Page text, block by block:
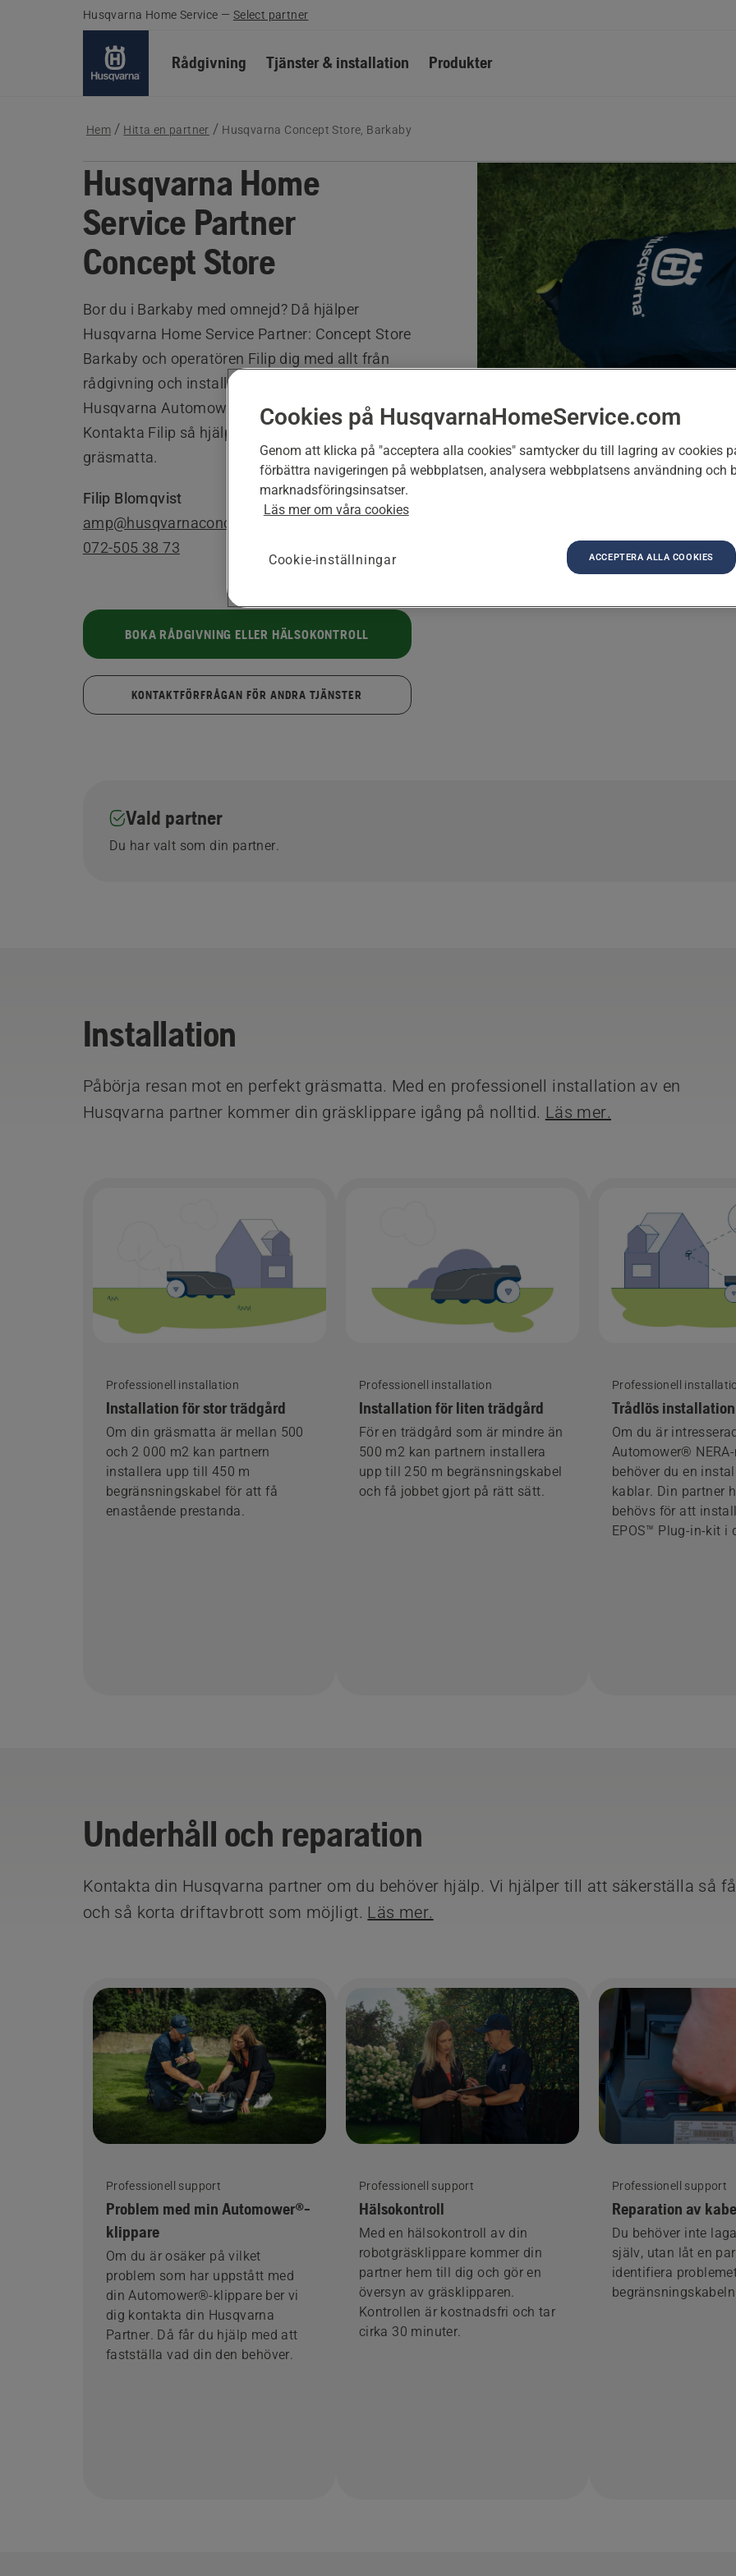
Husqvarna Home Service — Select partner
Rådgivning Tjänster & installation Produkter
Hem Hitta en partner Husqvarna Concept Store, Barkaby
Husqvarna Home
Service Partner
Concept Store
Bor du i Barkaby med omnejd? Då hjälper
Husqvarna Home Service Partner: Concept Store
Barkaby och operatören Filip dig med allt från
rådgivning och installation till service av din
Husqvarna Automower® robotgräsklippare.
Kontakta Filip så hjälper han dig till en perfekt
gräsmatta.
Filip Blomqvist
amp@husqvarnaconceptstore.se
072-505 38 73
BOKA RÅDGIVNING ELLER HÄLSOKONTROLL
KONTAKTFÖRFRÅGAN FÖR ANDRA TJÄNSTER
Vald partner
Du har valt som din partner.
Installation
Påbörja resan mot en perfekt gräsmatta. Med en professionell installation av en
Husqvarna partner kommer din gräsklippare igång på nolltid. Läs mer.
Professionell installation
Installation för stor trädgård
Om din gräsmatta är mellan 500
och 2 000 m2 kan partnern
installera upp till 450 m
begränsningskabel för att få
enastående prestanda.
Professionell installation
Installation för liten trädgård
För en trädgård som är mindre än
500 m2 kan partnern installera
upp till 250 m begränsningskabel
och få jobbet gjort på rätt sätt.
Professionell
Trådlös installation
Om du är
Automower® NERA-
behöver du en
kablar. Din partner
behövs för att
EPOS™ Plug-in-kit i
Underhåll och reparation
Kontakta din Husqvarna partner om du behöver hjälp. Vi hjälper till att säkerställa så få
och så korta driftavbrott som möjligt. Läs mer.
Professionell support
Problem med min Automower®-
klippare
Om du är osäker på vilket
problem som har uppstått med
din Automower®-klippare ber vi
dig kontakta din Husqvarna
Partner. Då får du hjälp med att
fastställa vad din den behöver.
Professionell support
Hälsokontroll
Med en hälsokontroll av din
robotgräsklippare kommer din
partner hem till dig och gör en
översyn av gräsklipparen.
Kontrollen är kostnadsfri och tar
cirka 30 minuter.
Professionell support
Reparation av
Du behöver inte
själv, utan låt en
identifiera
Cookies på HusqvarnaHomeService.com
Genom att klicka på "acceptera alla cookies" samtycker du till lagring av cookies
förbättra navigeringen på webbplatsen, analysera webbplatsens användning och
marknadsföringsinsatser.
Läs mer om våra cookies
Cookie-inställningar ACCEPTERA ALLA COOKIES